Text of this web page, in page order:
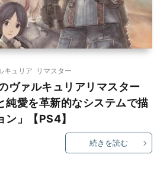
キュリア リマスター
ヴァルキュリアリマスター
純愛を革新的なシステムで描
」【PS4】
続きを読む